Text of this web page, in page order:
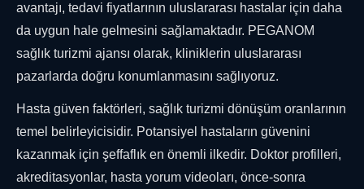
avantajı, tedavi fiyatlarının uluslararası hastalar için daha
da uygun hale gelmesini sağlamaktadır. PEGANOM
sağlık turizmi ajansı olarak, kliniklerin uluslararası
pazarlarda doğru konumlanmasını sağlıyoruz.
Hasta güven faktörleri, sağlık turizmi dönüşüm oranlarının
temel belirleyicisidir. Potansiyel hastaların güvenini
kazanmak için şeffaflık en önemli ilkedir. Doktor profilleri,
akreditasyonlar, hasta yorum videoları, önce-sonra